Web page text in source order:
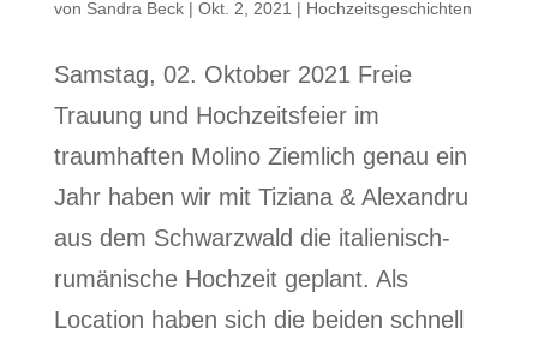
von Sandra Beck| Okt. 2, 2021 | Hochzeitsgeschichten
Samstag, 02. Oktober 2021 Freie
Trauung und Hochzeitsfeier im
traumhaften Molino Ziemlich genau ein
Jahr haben wir mit Tiziana & Alexandru
aus dem Schwarzwald die italienisch-
rumänische Hochzeit geplant. Als
Location haben sich die beiden schnell